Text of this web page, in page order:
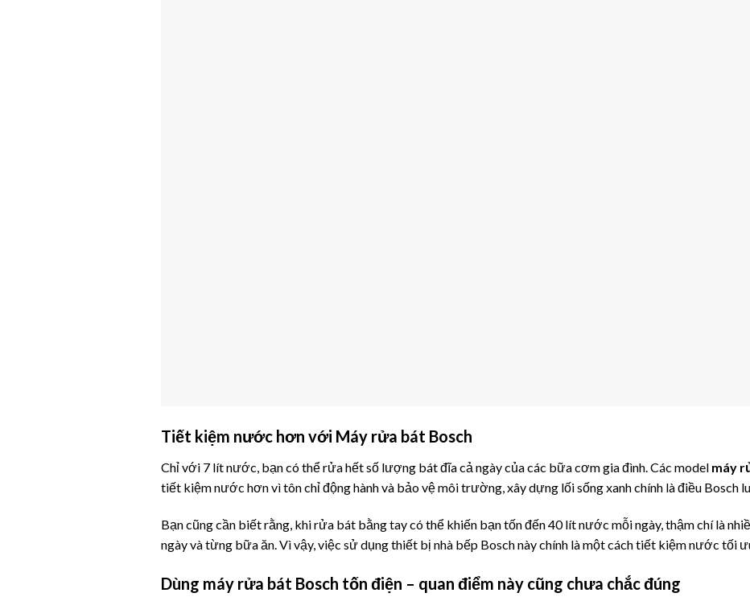
Tiết kiệm nước hơn với Máy rửa bát Bosch
Chỉ với 7 lít nước, bạn có thể rửa hết số lượng bát đĩa cả ngày của các bữa cơm gia đình. Các model máy
tiết kiệm nước hơn vì tôn chỉ động hành và bảo vệ môi trường, xây dựng lối sống xanh chính là điều Bosch
Bạn cũng cần biết rằng, khi rửa bát bằng tay có thể khiến bạn tốn đến 40 lít nước mỗi ngày, thậm chí là
ngày và từng bữa ăn. Vì vậy, việc sử dụng thiết bị nhà bếp Bosch này chính là một cách tiết kiệm nước tối
Dùng máy rửa bát Bosch tốn điện – quan điểm này cũng chưa chắc đúng